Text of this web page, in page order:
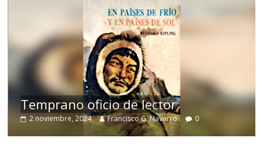
Temprano oficio de lector
2 noviembre, 2024 Francisco G. Navarro 0